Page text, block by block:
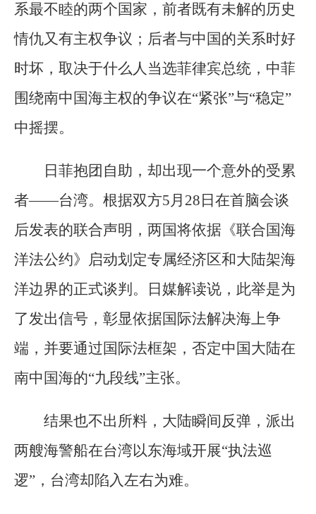
系最不睦的两个国家，前者既有未解的历史
情仇又有主权争议；后者与中国的关系时好
时坏，取决于什么人当选菲律宾总统，中菲
围绕南中国海主权的争议在“紧张”与“稳定”
中摇摆。
日菲抱团自助，却出现一个意外的受累
者——台湾。根据双方5月28日在首脑会谈
后发表的联合声明，两国将依据《联合国海
洋法公约》启动划定专属经济区和大陆架海
洋边界的正式谈判。日媒解读说，此举是为
了发出信号，彰显依据国际法解决海上争
端，并要通过国际法框架，否定中国大陆在
南中国海的“九段线”主张。
结果也不出所料，大陆瞬间反弹，派出
两艘海警船在台湾以东海域开展“执法巡
逻”，台湾却陷入左右为难。